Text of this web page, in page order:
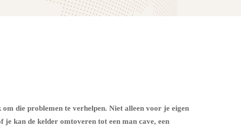
die problemen te verhelpen. Niet alleen voor je eigen
kan de kelder omtoveren tot een man cave, een